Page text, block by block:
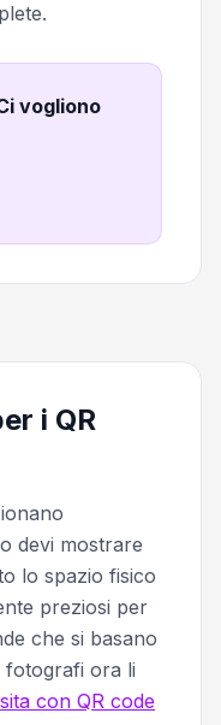
vogliono
i QR
devi mostrare
lo spazio fisico
preziosi per
che si basano
fotografi ora li
con QR code